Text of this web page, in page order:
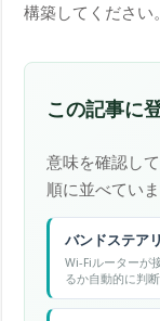
構築してください。
この記事に
意味を確認し
順に並べていま
バンドステア
Wi-Fiルーターが
るか自動的に判
に応じて最適な
せる。